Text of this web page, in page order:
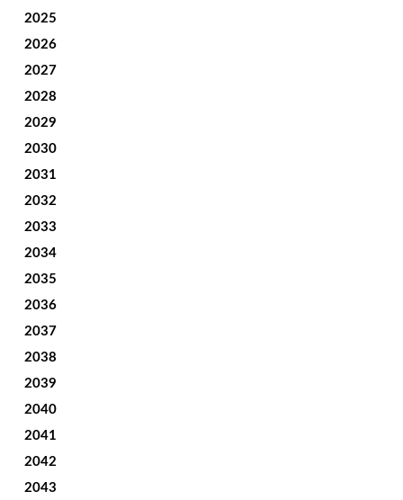
2025
2026
2027
2028
2029
2030
2031
2032
2033
2034
2035
2036
2037
2038
2039
2040
2041
2042
2043